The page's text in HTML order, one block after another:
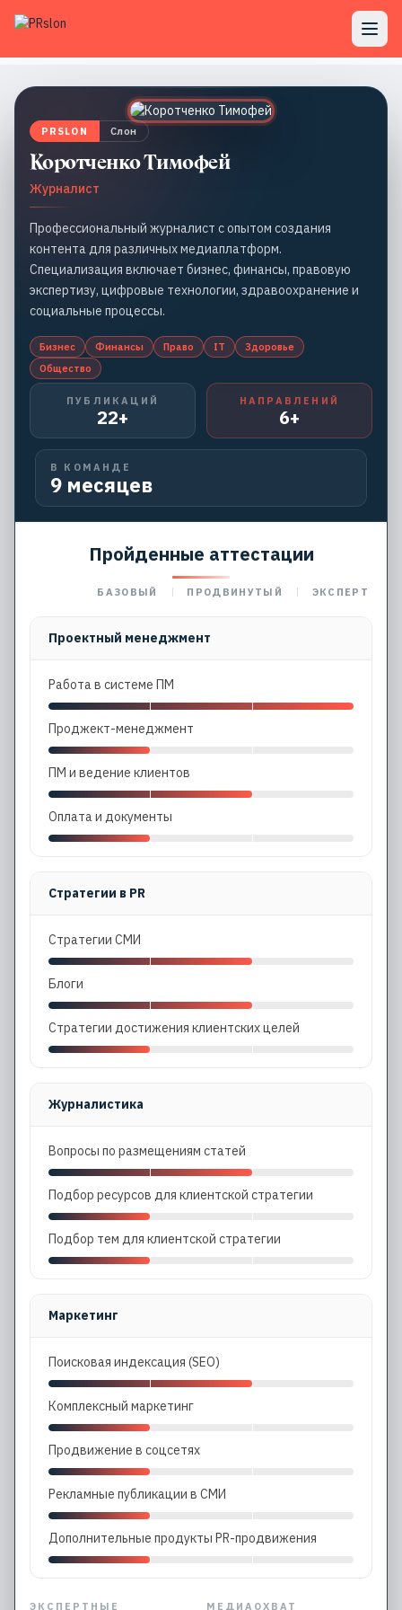
PRSLON Слон
Коротченко Тимофей
Журналист
Профессиональный журналист с опытом создания
контента для различных медиаплатформ.
Специализация включает бизнес, финансы, правовую
экспертизу, цифровые технологии, здравоохранение и
социальные процессы.
Бизнес Финансы Право IT
Здоровье
Общество
ПУБЛИКАЦИЙ
22+
НАПРАВЛЕНИЙ
6+
В КОМАНДЕ
9 месяцев
Пройденные аттестации
БАЗОВЫЙ ПРОДВИНУТЫЙ ЭКСПЕРТ
Проектный менеджмент
Работа в системе ПМ
Проджект-менеджмент
ПМ и ведение клиентов
Оплата и документы
Стратегии в PR
Стратегии СМИ
Блоги
Стратегии достижения клиентских целей
Журналистика
Вопросы по размещениям статей
Подбор ресурсов для клиентской стратегии
Подбор тем для клиентской стратегии
Маркетинг
Поисковая индексация (SEO)
Комплексный маркетинг
Продвижение в соцсетях
Рекламные публикации в СМИ
Дополнительные продукты PR-продвижения
ЭКСПЕРТНЫЕ МЕДИАОХВАТ